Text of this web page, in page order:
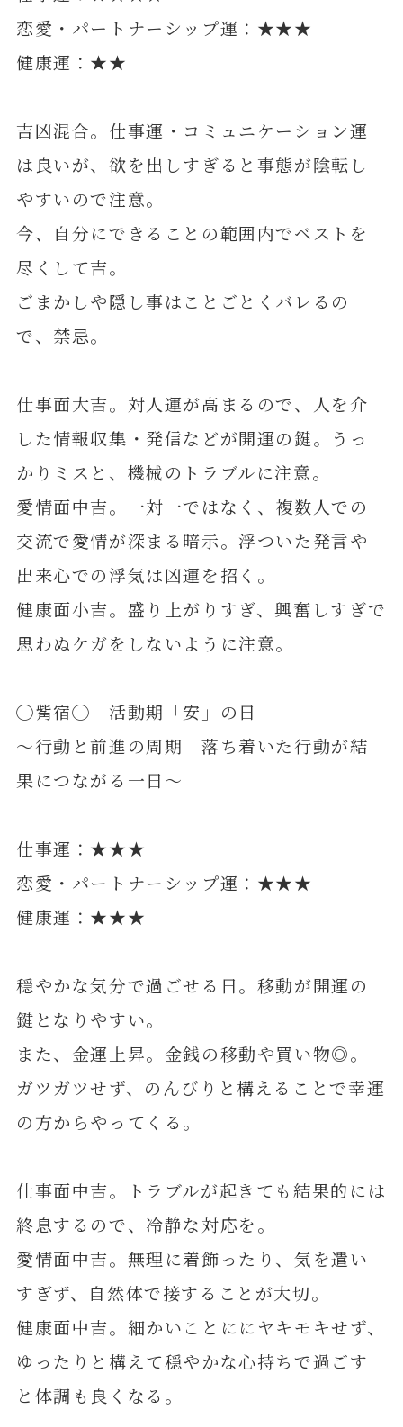
恋愛・パートナーシップ運：★★★
健康運：★★
吉凶混合。仕事運・コミュニケーション運
は良いが、欲を出しすぎると事態が陰転し
やすいので注意。
今、自分にできることの範囲内でベストを
尽くして吉。
ごまかしや隠し事はことごとくバレるの
で、禁忌。
仕事面大吉。対人運が高まるので、人を介
した情報収集・発信などが開運の鍵。うっ
かりミスと、機械のトラブルに注意。
愛情面中吉。一対一ではなく、複数人での
交流で愛情が深まる暗示。浮ついた発言や
出来心での浮気は凶運を招く。
健康面小吉。盛り上がりすぎ、興奮しすぎで
思わぬケガをしないように注意。
◯觜宿◯ 活動期「安」の日
～行動と前進の周期 落ち着いた行動が結
果につながる一日～
仕事運：★★★
恋愛・パートナーシップ運：★★★
健康運：★★★
穏やかな気分で過ごせる日。移動が開運の
鍵となりやすい。
また、金運上昇。金銭の移動や買い物◎。
ガツガツせず、のんびりと構えることで幸運
の方からやってくる。
仕事面中吉。トラブルが起きても結果的には
終息するので、冷静な対応を。
愛情面中吉。無理に着飾ったり、気を遣い
すぎず、自然体で接することが大切。
健康面中吉。細かいことににヤキモキせず、
ゆったりと構えて穏やかな心持ちで過ごす
と体調も良くなる。